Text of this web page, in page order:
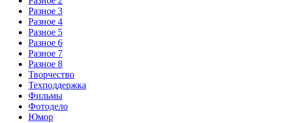
Разное 3
Разное 4
Разное 5
Разное 6
Разное 7
Разное 8
Творчество
Техподдержка
Фильмы
Фотодело
Юмор